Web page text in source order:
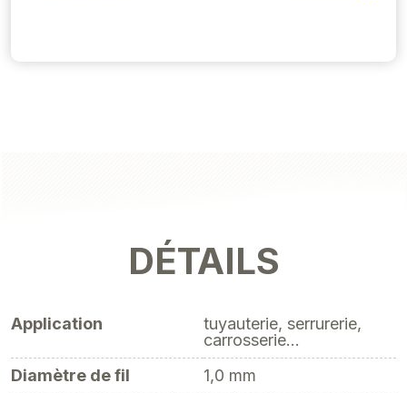
DÉTAILS
Application
tuyauterie, serrurerie,
carrosserie...
Diamètre de fil
1,0 mm